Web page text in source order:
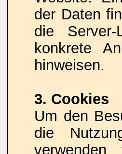
der Daten
die
konkrete
hinweisen.
3. Cookies
Um den
die